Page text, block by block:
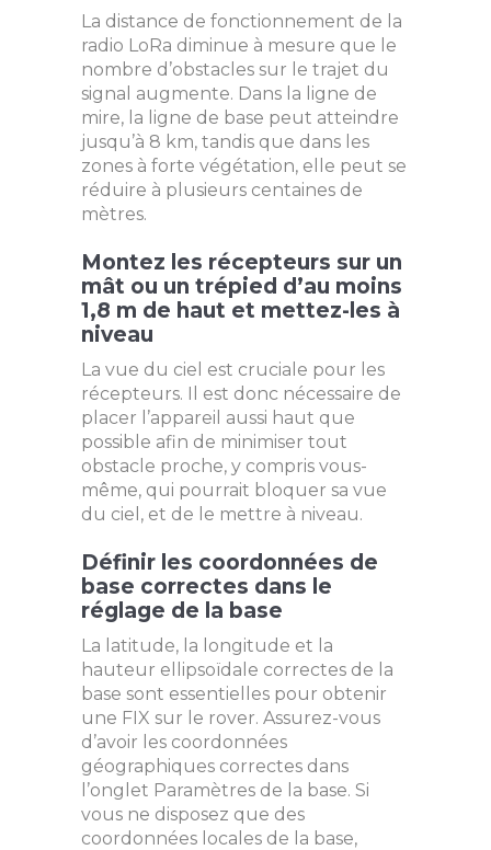
La distance de fonctionnement de la
radio LoRa diminue à mesure que le
nombre d’obstacles sur le trajet du
signal augmente. Dans la ligne de
mire, la ligne de base peut atteindre
jusqu’à 8 km, tandis que dans les
zones à forte végétation, elle peut se
réduire à plusieurs centaines de
mètres.
Montez les récepteurs sur un
mât ou un trépied d’au moins
1,8 m de haut et mettez-les à
niveau
La vue du ciel est cruciale pour les
récepteurs. Il est donc nécessaire de
placer l’appareil aussi haut que
possible afin de minimiser tout
obstacle proche, y compris vous-
même, qui pourrait bloquer sa vue
du ciel, et de le mettre à niveau.
Définir les coordonnées de
base correctes dans le
réglage de la base
La latitude, la longitude et la
hauteur ellipsoïdale correctes de la
base sont essentielles pour obtenir
une FIX sur le rover. Assurez-vous
d’avoir les coordonnées
géographiques correctes dans
l’onglet Paramètres de la base. Si
vous ne disposez que des
coordonnées locales de la base,